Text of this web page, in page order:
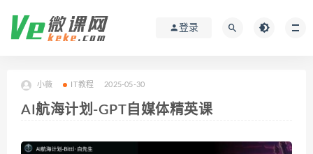
登录
小薇 IT教程 2025-05-30
AI航海计划-GPT自媒体精英课